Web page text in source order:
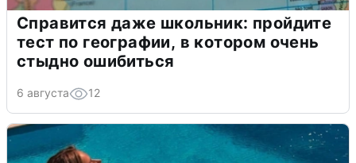
Справится даже школьник: пройдите
тест по географии, в котором очень
стыдно ошибиться
6 августа 12